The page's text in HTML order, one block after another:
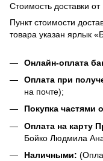
Стоимость доставки от
Пункт стоимости
товара указан ярлык
Онлайн-оплата
Оплата при
на почте);
Покупка частями
Оплата на карту
Бойко Людмила
Наличными: